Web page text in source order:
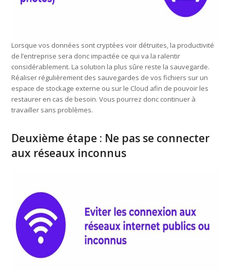
Lorsque vos données sont cryptées voir détruites, la productivité
de l’entreprise sera donc impactée ce qui va la ralentir
considérablement. La solution la plus sûre reste la sauvegarde.
Réaliser régulièrement des sauvegardes de vos fichiers sur un
espace de stockage externe ou sur le Cloud afin de pouvoir les
restaurer en cas de besoin. Vous pourrez donc continuer à
travailler sans problèmes.
Deuxième étape : Ne pas se connecter
aux réseaux inconnus